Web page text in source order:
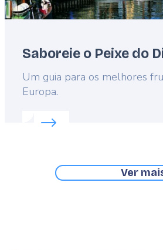
Saboreie o Peixe do
Lead
Um guia para os melhores
Europa.
Read more about:
Ver